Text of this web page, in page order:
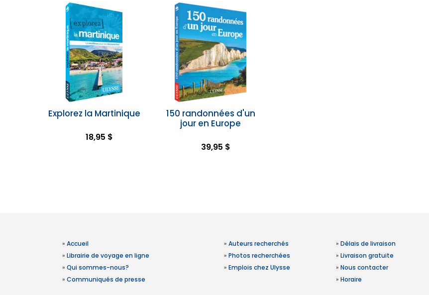
Explorez la Martinique
18,95 $
150 randonnées d'un
jour en Europe
39,95 $
» Accueil
» Librairie de voyage en ligne
» Qui sommes-nous?
» Communiqués de presse
» Auteurs recherchés
» Photos recherchées
» Emplois chez Ulysse
» Délais de livraison
» Livraison gratuite
» Nous contacter
» Horaire